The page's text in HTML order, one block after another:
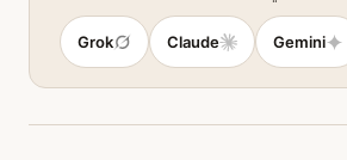
Gemini
Claude
Grok